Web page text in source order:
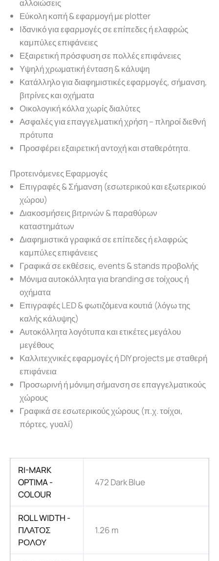
αλλοιώσεις
Εύκολη κοπή & εφαρμογή με plotter
Ιδανικό για εφαρμογές σε επίπεδες ή ελαφρώς
καμπύλες επιφάνειες
Εξαιρετική πρόσφυση σε πολλές επιφάνειες
Υψηλή χρωματική ένταση & κάλυψη
Κατάλληλο για διαφημιστικές εφαρμογές, σήμανση,
βιτρίνες και οχήματα
Οικολογική κόλλα χωρίς διαλύτες
Ασφαλές για επαγγελματική χρήση – πληροί διεθνή
πρότυπα
Προσφέρει εξαιρετική αντοχή και σταθερότητα.
Προτεινόμενες Εφαρμογές
Επιγραφές & Σήμανση (εσωτερικού και εξωτερικού
χώρου)
Διακοσμήσεις βιτρινών & παραθύρων
καταστημάτων
Διαφημιστικά γραφικά σε επίπεδες ή ελαφρώς
καμπύλες επιφάνειες
Γραφικά σε εκθέσεις, events & stands προβολής
Μόνιμα αυτοκόλλητα για branding σε τοίχους ή
οχήματα
Επιγραφές LED & φωτιζόμενα κουτιά (λόγω της
καλής κάλυψης)
Αυτοκόλλητα λογότυπα και ετικέτες μεγάλου
μεγέθους
Καλλιτεχνικές εφαρμογές ή DIY projects με σταθερή
επιφάνεια
Προσωρινή ή μόνιμη σήμανση σε επαγγελματικούς
χώρους
Γραφικά σε εσωτερικούς χώρους (π.χ. τοίχοι,
πόρτες, γυαλί)
RI-MARK
OPTIMA -
COLOUR
472 Dark Blue
ROLL WIDTH -
ΠΛΑΤΟΣ
ΡΟΛΟΥ
1.26 m